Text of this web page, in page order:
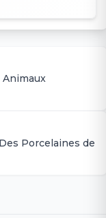
Animaux
Porcelaines de